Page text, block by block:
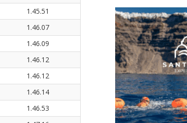
1.45.51
1.46.07
1.46.09
1.46.12
1.46.12
1.46.14
1.46.53